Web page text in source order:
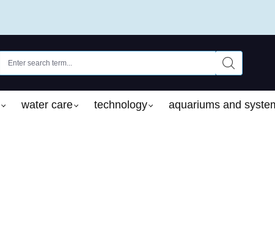
water care technology aquariums and